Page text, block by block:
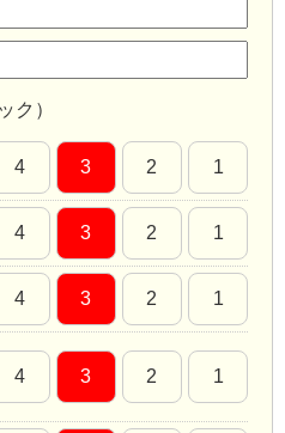
ク）
4 3 2 1
4 3 2 1
4 3 2 1
4 3 2 1